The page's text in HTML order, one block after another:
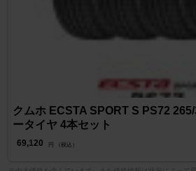
クムホ ECSTA SPORT S PS72
ータイヤ 4本セット
69,120 円 （税込）